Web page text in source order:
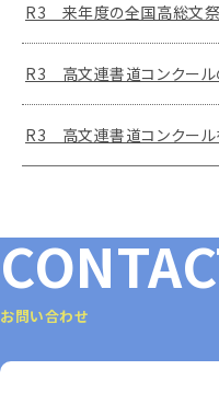
R3 来年度の全国高総文祭
R3 高文連書道コンクール
R3 高文連書道コンクール
お問い合わせ